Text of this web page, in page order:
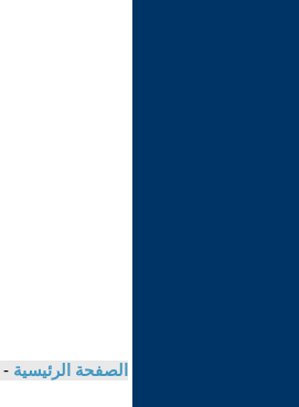
الصفحة الرئيسية -